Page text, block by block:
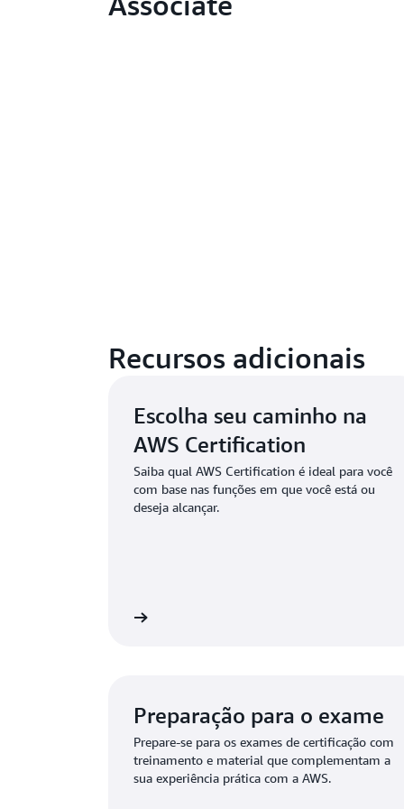
Recursos adicionais
Escolha seu caminho na
AWS Certification
Saiba qual AWS Certification é ideal para você
com base nas funções em que você está ou
deseja alcançar.
Saiba mais sobre exames beta da AWS
Preparação para o exame
Prepare-se para os exames de certificação com
treinamento e material que complementam a
sua experiência prática com a AWS.